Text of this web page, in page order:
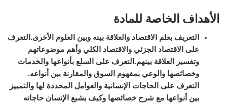
الأهداف الخاصة للمادة
التعريف بعلم الاقتصاد والعلاقة بينه وبين العلوم الأخرى. التعرف
على الاقتصاد الجزئي والاقتصاد الكلي وأهم موضوعاتهم
وتفسير العلاقة بينهم. التعرف على السلع بأنواعها والخدمات
وخصائصها والوعي بمفهوم السوق والمقارنة بين أنواعه.
التعرف على الحاجات الإنسانية والعوامل المحددة لها والتمييز
بين أنواعها مع شرح خصائصها وكيف يشبع الإنسان حاجاته